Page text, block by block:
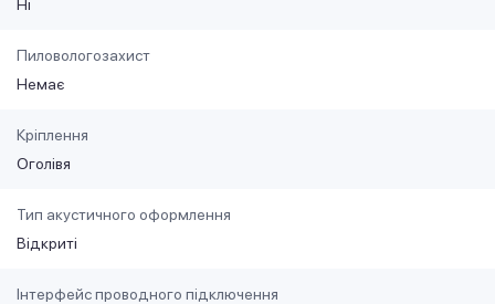
Ні
Пиловологозахист
Немає
Кріплення
Оголівя
Тип акустичного оформлення
Відкриті
Інтерфейс проводного підключення